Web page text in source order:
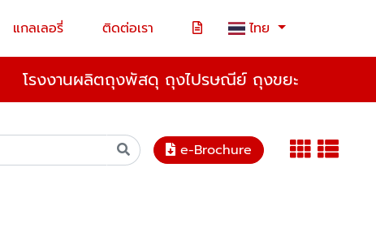
แกลเลอรี่ ติดต่อเรา ไทย
โรงงานผลิตถุงพัสดุ ถุงไปรษณีย์ ถุงขยะ
e-Brochure